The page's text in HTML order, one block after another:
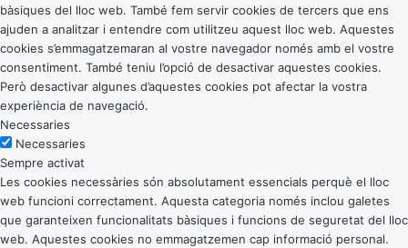
bàsiques del lloc web. També fem servir cookies de tercers que ens
ajuden a analitzar i entendre com utilitzeu aquest lloc web. Aquestes
cookies s’emmagatzemaran al vostre navegador només amb el vostre
consentiment. També teniu l’opció de desactivar aquestes cookies.
Però desactivar algunes d’aquestes cookies pot afectar la vostra
experiència de navegació.
Necessaries
Necessaries
Sempre activat
Les cookies necessàries són absolutament essencials perquè el lloc
web funcioni correctament. Aquesta categoria només inclou galetes
que garanteixen funcionalitats bàsiques i funcions de seguretat del lloc
web. Aquestes cookies no emmagatzemen cap informació personal.